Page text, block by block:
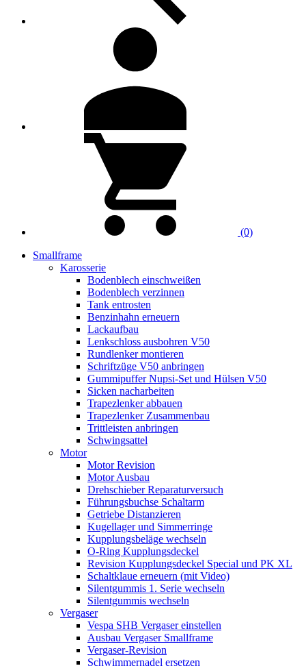
(0)
Smallframe
Karosserie
Bodenblech einschweißen
Bodenblech verzinnen
Tank entrosten
Benzinhahn erneuern
Lackaufbau
Lenkschloss ausbohren V50
Rundlenker montieren
Schriftzüge V50 anbringen
Gummipuffer Nupsi-Set und Hülsen V50
Sicken nacharbeiten
Trapezlenker abbauen
Trapezlenker Zusammenbau
Trittleisten anbringen
Schwingsattel
Motor
Motor Revision
Motor Ausbau
Drehschieber Reparaturversuch
Führungsbuchse Schaltarm
Getriebe Distanzieren
Kugellager und Simmerringe
Kupplungsbeläge wechseln
O-Ring Kupplungsdeckel
Revision Kupplungsdeckel Special und PK XL
Schaltklaue erneuern (mit Video)
Silentgummis 1. Serie wechseln
Silentgummis wechseln
Vergaser
Vespa SHB Vergaser einstellen
Ausbau Vergaser Smallframe
Vergaser-Revision
Schwimmernadel ersetzen